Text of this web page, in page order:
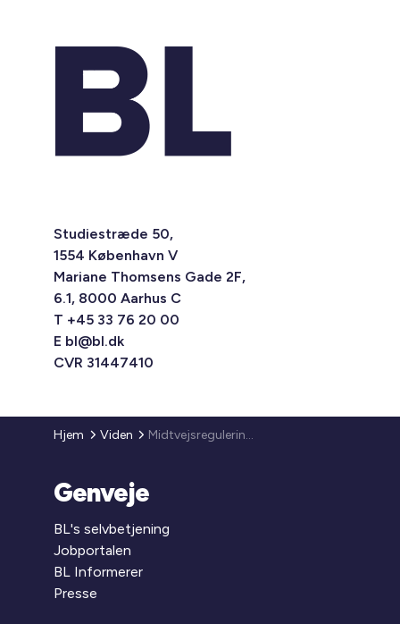
Studiestræde 50,
1554 København V
Mariane Thomsens Gade 2F,
6.1, 8000 Aarhus C
T +45 33 76 20 00
E bl@bl.dk
CVR 31447410
Hjem Viden Midtvejsregulering af ejendomsfunktionærernes løn og regulering af maksimumhuslejen for 2008
Genveje
BL's selvbetjening
Jobportalen
BL Informerer
Presse